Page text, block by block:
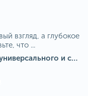
взгляд, а глубокое
что ...
Алгоритм расчета ОЕЕ как самого универсального и современного показателя эффективности оборудования в мире